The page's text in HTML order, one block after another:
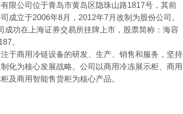
限公司位于青岛市黄岛区隐珠山路1817号，其前
成立于2006年8月，2012年7月改制为股份公司。
成功在上海证券交易所挂牌上市，股票简称：海容
。
于商用冷链设备的研发、生产、销售和服务，坚持
化为核心发展战略。公司以商用冷冻展示柜、商用
及商用智能售货柜为核心产品。